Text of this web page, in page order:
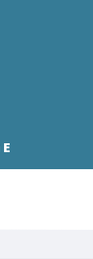
springen